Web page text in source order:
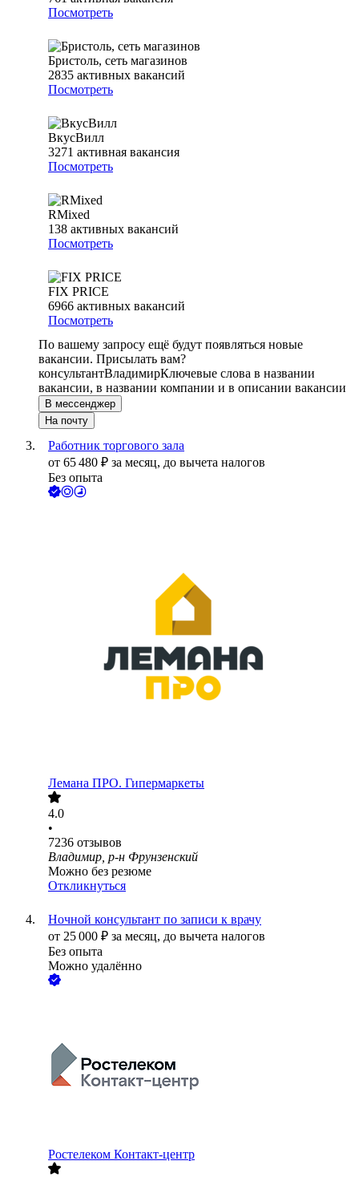
Посмотреть
Бристоль, сеть магазинов
2835 активных вакансий
Посмотреть
ВкусВилл
3271 активная вакансия
Посмотреть
RMixed
138 активных вакансий
Посмотреть
FIX PRICE
6966 активных вакансий
Посмотреть
По вашему запросу ещё будут появляться новые
вакансии. Присылать вам?
консультантВладимирКлючевые слова в названии
вакансии, в названии компании и в описании вакансии
В мессенджер
На почту
Работник торгового зала
от 65 480 ₽ за месяц, до вычета налогов
Без опыта
Лемана ПРО. Гипермаркеты
4.0
•
7236 отзывов
Владимир, р-н Фрунзенский
Можно без резюме
Откликнуться
Ночной консультант по записи к врачу
от 25 000 ₽ за месяц, до вычета налогов
Без опыта
Можно удалённо
Ростелеком Контакт-центр